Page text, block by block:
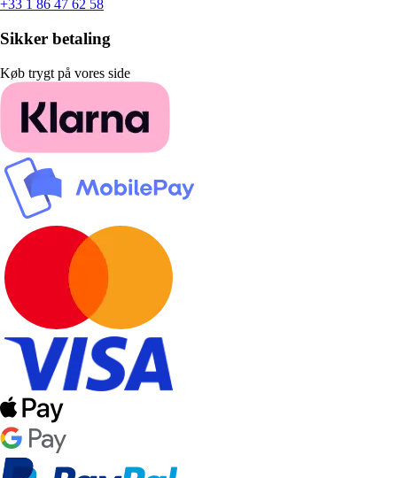
+33 1 86 47 62 58
Sikker betaling
Køb trygt på vores side